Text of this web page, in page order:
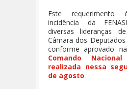
Este
incidência da
diversas lideranças
Câmara dos
conforme aprovado na
Comando
realizada nessa
de agosto.